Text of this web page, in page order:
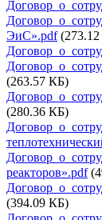
ЭиС».pdf
(263.57 КБ)
(280.36 КБ)
реакторов».pdf
(394.09 КБ)